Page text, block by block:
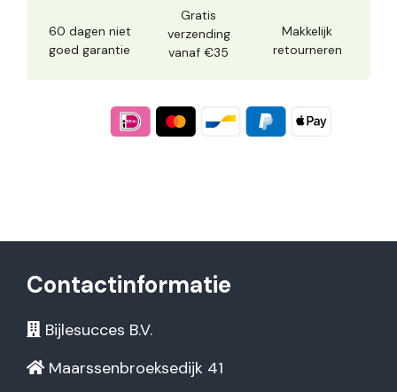
60 dagen niet
goed garantie
Gratis
verzending
vanaf €35
Makkelijk
retourneren
Contactinformatie
Bijlesucces B.V.
Maarssenbroeksedijk 41